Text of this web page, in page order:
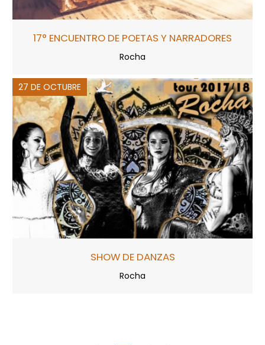
17° ENCUENTRO DE POETAS Y NARRADORES
Rocha
27 DE OCTUBRE
SHOW DE DANZAS
Rocha